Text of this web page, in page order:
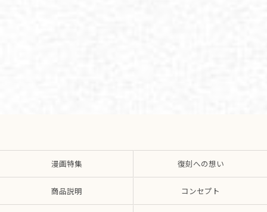
漫画特集 復刻への想い
商品説明 コンセプト